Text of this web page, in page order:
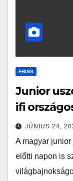
FRISS
Junior
ifi
JÚNIUS 24,
A magyar
előtti napon is